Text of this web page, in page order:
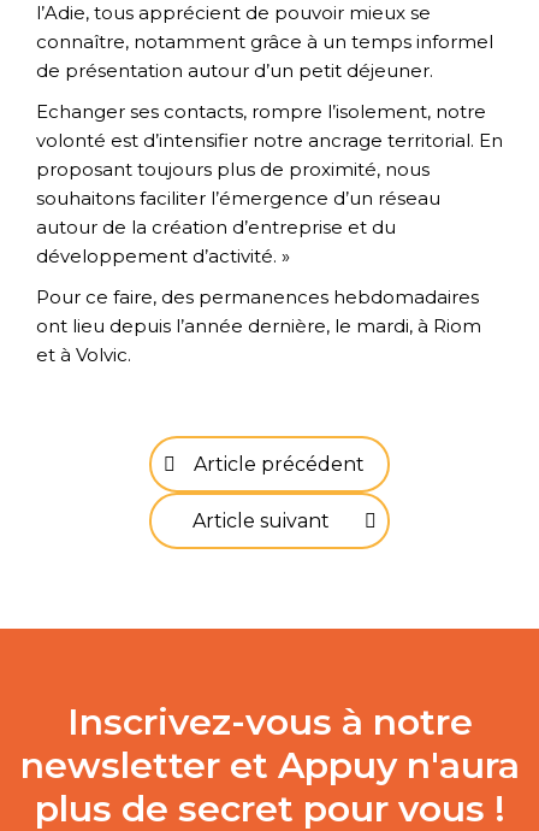
l’Adie, tous apprécient de pouvoir mieux se
connaître, notamment grâce à un temps informel
de présentation autour d’un petit déjeuner.
Echanger ses contacts, rompre l’isolement, notre
volonté est d’intensifier notre ancrage territorial. En
proposant toujours plus de proximité, nous
souhaitons faciliter l’émergence d’un réseau
autour de la création d’entreprise et du
développement d’activité. »
Pour ce faire, des permanences hebdomadaires
ont lieu depuis l’année dernière, le mardi, à Riom
et à Volvic.
Article précédent
Article suivant
Inscrivez-vous à notre
newsletter et Appuy n'aura
plus de secret pour vous !